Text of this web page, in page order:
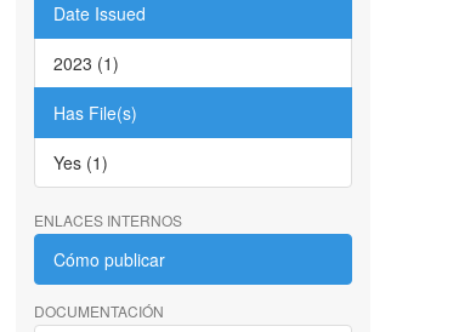
Date Issued
2023 (1)
Has File(s)
Yes (1)
ENLACES INTERNOS
Cómo publicar
DOCUMENTACIÓN